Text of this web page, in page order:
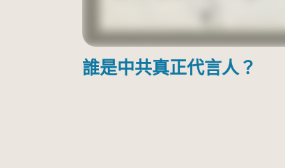
誰是中共真正代言人？